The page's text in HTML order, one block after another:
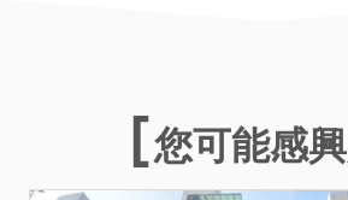
意。
備註
一、上開不動
您可能感